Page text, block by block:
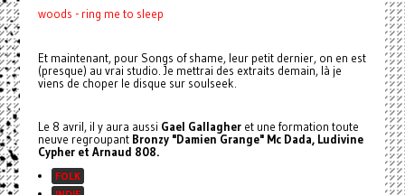
woods - ring me to sleep
Et maintenant, pour Songs of shame, leur petit dernier, on en est
(presque) au vrai studio. Je mettrai des extraits demain, là je
viens de choper le disque sur soulseek.
Le 8 avril, il y aura aussi Gael Gallagheret une formation toute
neuve regroupant Bronzy "Damien Grange" Mc Dada, Ludivine
Cypher et Arnaud 808.
FOLK